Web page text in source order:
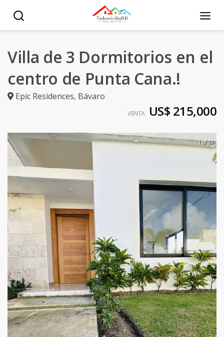
Villa de 3 Dormitorios en el
centro de Punta Cana.!
Epic Residences, Bávaro
VENTA US$ 215,000
1 of 16